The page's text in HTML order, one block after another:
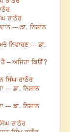
ਰਾਠੌਰ
--- ਡਾ. ਨਿਸ਼ਾਨ
ਨਿਵਾਰਣ --- ਡਾ.
– ਅਜਿਹਾ ਕਿਉਂ’?
ਸਿੰਘ ਰਾਠੌਰ
--- ਡਾ. ਨਿਸ਼ਾਨ
ਡਾ. ਨਿਸ਼ਾਨ
ਰਾਠੌਰ